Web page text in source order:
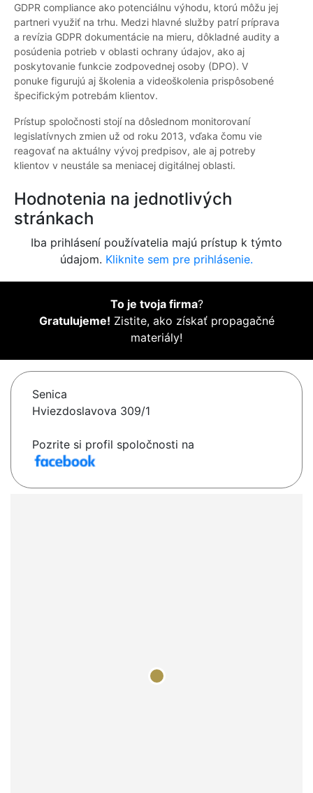
GDPR compliance ako potenciálnu výhodu, ktorú môžu jej
partneri využiť na trhu. Medzi hlavné služby patrí príprava
a revízia GDPR dokumentácie na mieru, dôkladné audity a
posúdenia potrieb v oblasti ochrany údajov, ako aj
poskytovanie funkcie zodpovednej osoby (DPO). V
ponuke figurujú aj školenia a videoškolenia prispôsobené
špecifickým potrebám klientov.
Prístup spoločnosti stojí na dôslednom monitorovaní
legislatívnych zmien už od roku 2013, vďaka čomu vie
reagovať na aktuálny vývoj predpisov, ale aj potreby
klientov v neustále sa meniacej digitálnej oblasti.
Hodnotenia na jednotlivých
stránkach
Iba prihlásení používatelia majú prístup k týmto
údajom. Kliknite sem pre prihlásenie.
To je tvoja firma?
Gratulujeme! Zistite, ako získať propagačné
materiály!
Senica
Hviezdoslavova 309/1
Pozrite si profil spoločnosti na